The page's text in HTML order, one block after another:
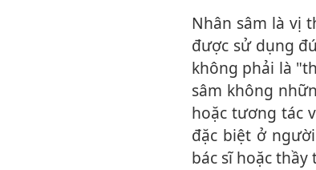
Nhân sâm là vị thuốc quý, có giá trị trong hỗ trợ điều trị và phục hồi sức khỏe khi
được sử dụng
không phải là
sâm không
hoặc tương tác
đặc biệt ở
bác sĩ hoặc thầy